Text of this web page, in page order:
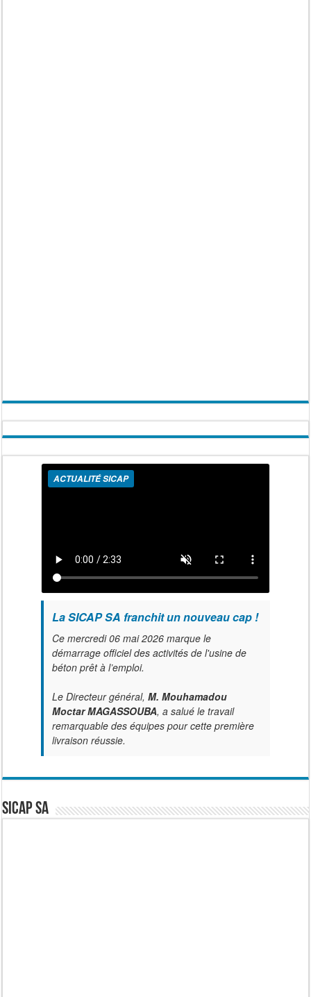
ACTUALITÉ SICAP
La SICAP SA franchit un nouveau cap !
Ce mercredi 06 mai 2026 marque le
démarrage officiel des activités de l'usine de
béton prêt à l’emploi.
Le Directeur général, M. Mouhamadou
Moctar MAGASSOUBA, a salué le travail
remarquable des équipes pour cette première
livraison réussie.
SICAP SA